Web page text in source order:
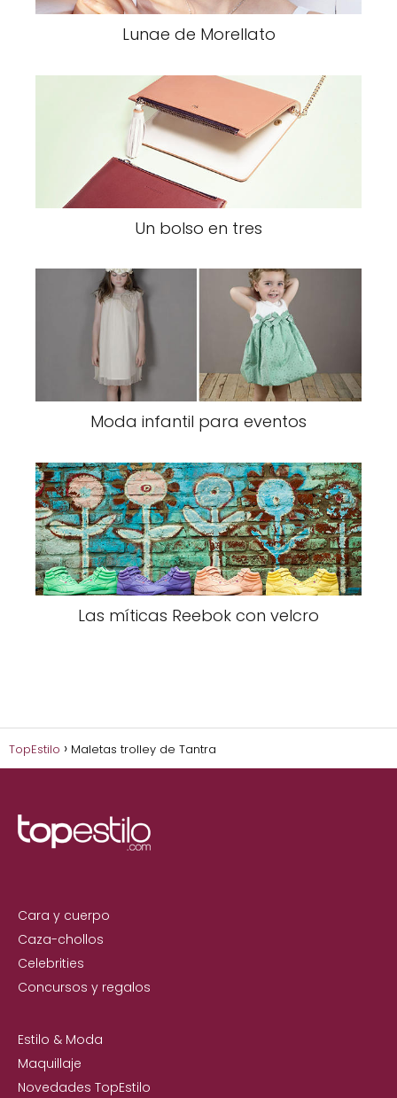
Lunae de Morellato
Un bolso en tres
Moda infantil para eventos
Las míticas Reebok con velcro
TopEstilo Maletas trolley de Tantra
Cara y cuerpo
Caza-chollos
Celebrities
Concursos y regalos
Estilo & Moda
Maquillaje
Novedades TopEstilo